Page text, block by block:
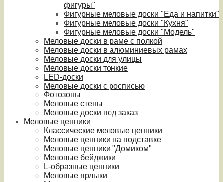
фигуры"
Фигурные меловые доски "Еда и напитки"
Фигурные меловые доски "Кухня"
Фигурные меловые доски "Модель"
Меловые доски в раме с полкой
Меловые доски в алюминиевых рамах
Меловые доски для улицы
Меловые доски тонкие
LED-доски
Меловые доски с росписью
Фотозоны
Меловые стены
Меловые доски под заказ
Меловые ценники
Классические меловые ценники
Меловые ценники на подставке
Меловые ценники "Домиком"
Меловые бейджики
L-образные ценники
Меловые ярлыки